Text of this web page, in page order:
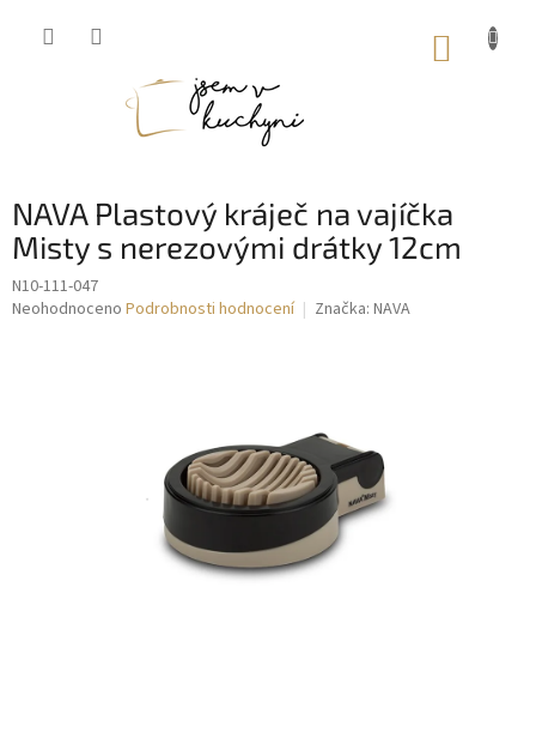
NAVA Plastový kráječ na vajíčka
Misty s nerezovými drátky 12cm
N10-111-047
Průměrné
Neohodnoceno Podrobnosti hodnocení Značka: NAVA